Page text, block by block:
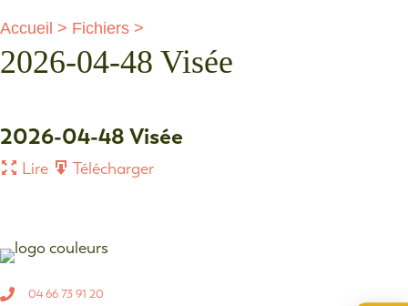
Accueil > Fichiers >
2026-04-48 Visée
2026-04-48 Visée
Lire Télécharger
04 66 73 91 20